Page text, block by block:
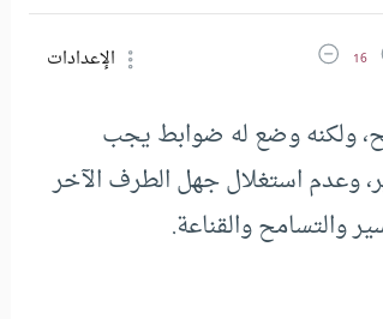
حجم الخط
16 تقليل حجم الخط الإعدادات
ولكنه وضع له ضوابط يجب
وعدم استغلال جهل الطرف الآخر
والتسامح والقناعة.